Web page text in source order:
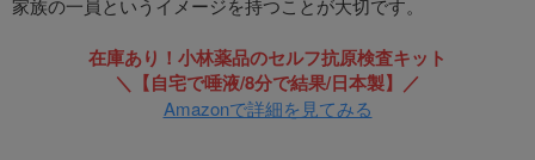
家族の一員というイメージを持つことが大切です。
在庫あり！小林薬品のセルフ抗原検査キット
＼【自宅で唾液/8分で結果/日本製】／
Amazonで詳細を見てみる